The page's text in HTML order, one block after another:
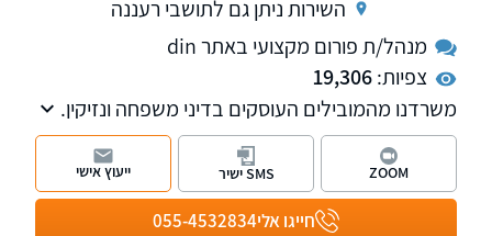
השירות ניתן גם לתושבי רעננה
מנהל/ת פורום מקצועי באתר din
צפיות:19,306
משרדנו מהמובילים העוסקים בדיני משפחה ונזיקין.
עו"ד ומגשר יוני שמיל הינו חבר בוועדת דיני
משפחה בלשכת עורכי הדין.
חייגו אלי055-4532834
ZOOM SMS ישיר ייעוץ אישי